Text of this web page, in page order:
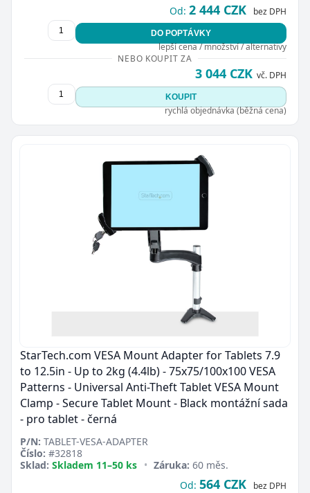
Od: 2 444 CZK bez DPH
DO POPTÁVKY
lepší cena / množství / alternativy
NEBO KOUPIT ZA
3 044 CZK vč. DPH
KOUPIT
rychlá objednávka (běžná cena)
StarTech.com VESA Mount Adapter for Tablets 7.9
to 12.5in - Up to 2kg (4.4lb) - 75x75/100x100 VESA
Patterns - Universal Anti-Theft Tablet VESA Mount
Clamp - Secure Tablet Mount - Black montážní sada
- pro tablet - černá
P/N: TABLET-VESA-ADAPTER
Číslo: #32818
Sklad: Skladem 11–50 ks • Záruka: 60 měs.
Od: 564 CZK bez DPH